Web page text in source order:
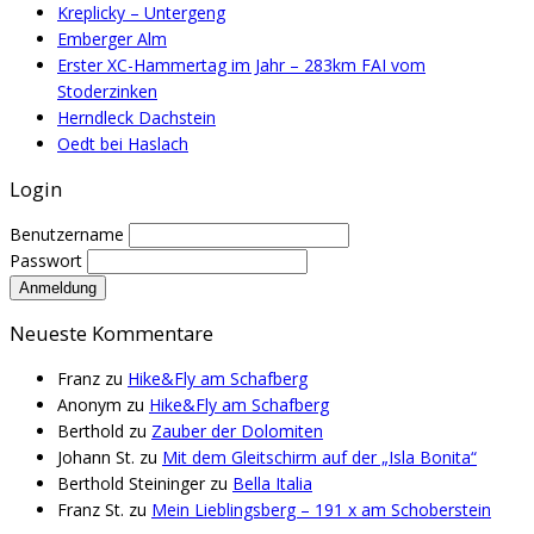
Kreplicky – Untergeng
Emberger Alm
Erster XC-Hammertag im Jahr – 283km FAI vom
Stoderzinken
Herndleck Dachstein
Oedt bei Haslach
Login
Benutzername
Passwort
Neueste Kommentare
Franz zu Hike&Fly am Schafberg
Anonym zu Hike&Fly am Schafberg
Berthold zu Zauber der Dolomiten
Johann St. zu Mit dem Gleitschirm auf der „Isla Bonita“
Berthold Steiningerzu Bella Italia
Franz St. zu Mein Lieblingsberg – 191 x am Schoberstein